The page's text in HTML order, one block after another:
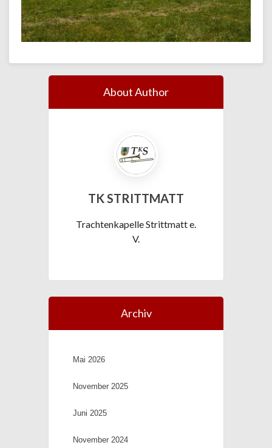
About Author
TK STRITTMATT
Trachtenkapelle Strittmatt e.
V.
Archiv
Mai 2026
November 2025
Juni 2025
November 2024